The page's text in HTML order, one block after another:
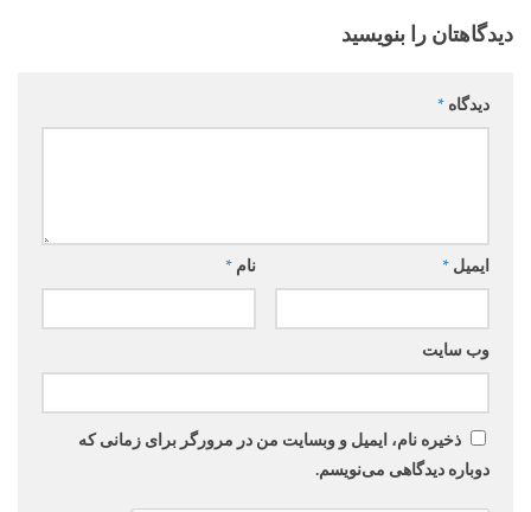
دیدگاهتان را بنویسید
دیدگاه *
نام * ایمیل *
وب‌ سایت
ذخیره نام، ایمیل و وبسایت من در مرورگر برای زمانی که
دوباره دیدگاهی می‌نویسم.